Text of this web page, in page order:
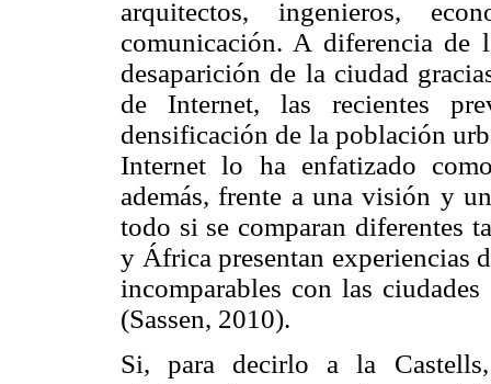
arquitectos, ingenieros,
comunicación. A diferencia de
desaparición de la ciudad
de Internet, las recientes
densificación de la población
Internet lo ha enfatizado
además, frente a una visión y
todo si se comparan diferentes
y África presentan experiencias
incomparables con las
(Sassen, 2010).
Si, para decirlo a la